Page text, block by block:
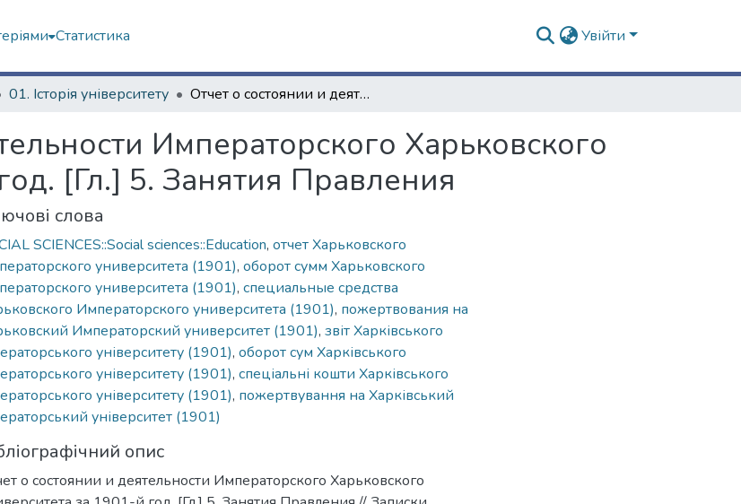
Статистика Увійти
01. Історія університету Отчет о состоянии и деятельности Императорского Харьковского университета за 1901-й год. [Гл.] 5. Занятия Правления
Императорского Харьковского
[Гл.] 5. Занятия Правления
слова
SCIENCES::Social sciences::Education, отчет Харьковского
университета (1901), оборот сумм Харьковского
университета (1901), специальные средства
Императорского университета (1901), пожертвования на
Императорский университет (1901), звіт Харківського
університету (1901), оборот сум Харківського
університету (1901), спеціальні кошти Харківського
університету (1901), пожертвування на Харківський
університет (1901)
опис
о состоянии и деятельности Императорского Харьковского